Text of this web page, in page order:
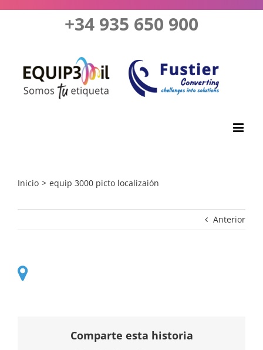
+34 935 650 900
Inicio equip 3000 picto localizaión
Anterior
Comparte esta historia